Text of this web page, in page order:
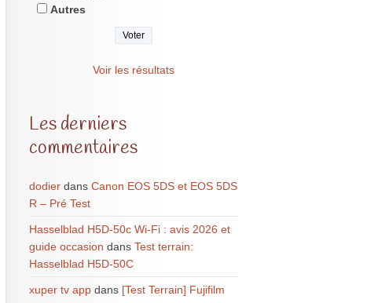
Autres
Voir les résultats
Les derniers
commentaires
dodierdans Canon EOS 5DS et EOS 5DS
R – Pré Test
Hasselblad H5D-50c Wi-Fi : avis 2026 et
guide occasion dans Test terrain:
Hasselblad H5D-50C
xuper tv appdans [Test Terrain] Fujifilm